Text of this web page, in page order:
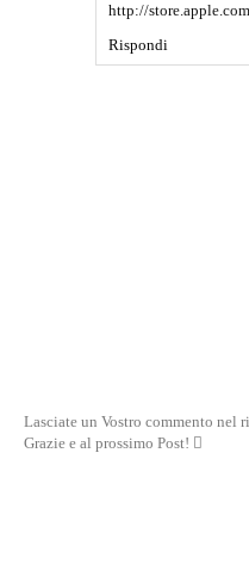
http://
Rispondi
Lasciate un Vostro commento nel
Grazie e al prossimo Post! 